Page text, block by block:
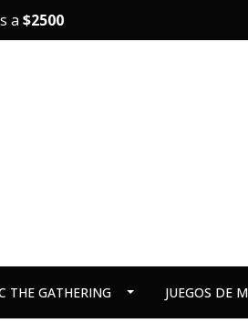
a $2500
THE GATHERING JUEGOS DE